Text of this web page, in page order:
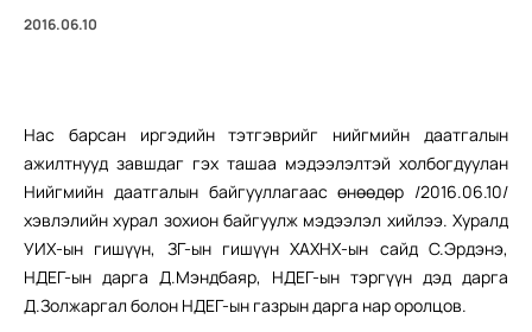
2016.06.10
Нас барсан иргэдийн тэтгэврийг нийгмийн даатгалын
ажилтнууд завшдаг гэх ташаа мэдээлэлтэй холбогдуулан
Нийгмийн даатгалын байгууллагаас өнөөдөр /2016.06.10/
хэвлэлийн хурал зохион байгуулж мэдээлэл хийлээ. Хуралд
УИХ-ын гишүүн, ЗГ-ын гишүүн ХАХНХ-ын сайд С.Эрдэнэ,
НДЕГ-ын дарга Д.Мэндбаяр, НДЕГ-ын тэргүүн дэд дарга
Д.Золжаргал болон НДЕГ-ын газрын дарга нар оролцов.